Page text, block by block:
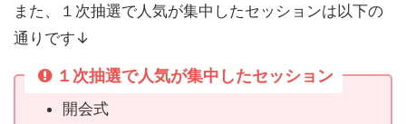
また、１次抽選で人気が集中したセッションは以下の
通りです↓
１次抽選で人気が集中したセッション
開会式